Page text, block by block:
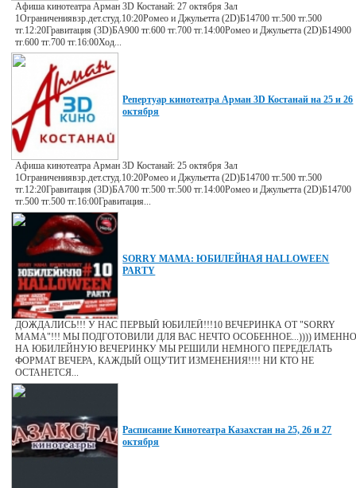
Афиша кинотеатра Арман 3D Костанай: 27 октября Зал
1Ограничениявзр.дет.студ.10:20Ромео и Джульетта (2D)Б14700 тг.500 тг.500
тг.12:20Гравитация (3D)БА900 тг.600 тг.700 тг.14:00Ромео и Джульетта (2D)Б14900
тг.600 тг.700 тг.16:00Ход...
Репертуар кинотеатра Арман 3D Костанай на 25 и 26
октября
Афиша кинотеатра Арман 3D Костанай: 25 октября Зал
1Ограничениявзр.дет.студ.10:20Ромео и Джульетта (2D)Б14700 тг.500 тг.500
тг.12:20Гравитация (3D)БА700 тг.500 тг.500 тг.14:00Ромео и Джульетта (2D)Б14700
тг.500 тг.500 тг.16:00Гравитация...
SORRY MAMA: ЮБИЛЕЙНАЯ HALLOWEEN
PARTY
ДОЖДАЛИСЬ!!! У НАС ПЕРВЫЙ ЮБИЛЕЙ!!!10 ВЕЧЕРИНКА ОТ "SORRY
MAMA"!!! МЫ ПОДГОТОВИЛИ ДЛЯ ВАС НЕЧТО ОСОБЕННОЕ...))))
НА ЮБИЛЕЙНУЮ ВЕЧЕРИНКУ МЫ РЕШИЛИ НЕМНОГО ПЕРЕДЕЛАТЬ
ФОРМАТ ВЕЧЕРА, КАЖДЫЙ ОЩУТИТ ИЗМЕНЕНИЯ!!!! НИ КТО НЕ
ОСТАНЕТСЯ...
Расписание Кинотеатра Казахстан на 25, 26 и 27
октября